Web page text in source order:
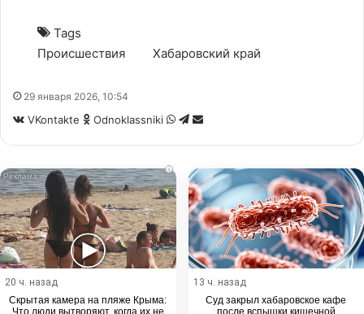
Tags
Происшествия
Хабаровский край
29 января 2026, 10:54
VKontakte Odnoklassniki WhatsApp
Telegram
Share
i
20 ч. назад
Скрытая камера на пляже Крыма:
13 ч. назад
Суд закрыл хабаровское кафе